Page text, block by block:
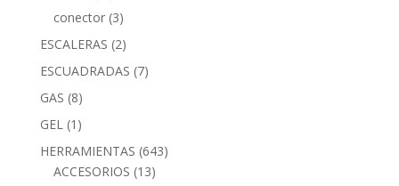
conector (3)
ESCALERAS (2)
ESCUADRADAS (7)
GAS (8)
GEL (1)
HERRAMIENTAS (643)
ACCESORIOS (13)